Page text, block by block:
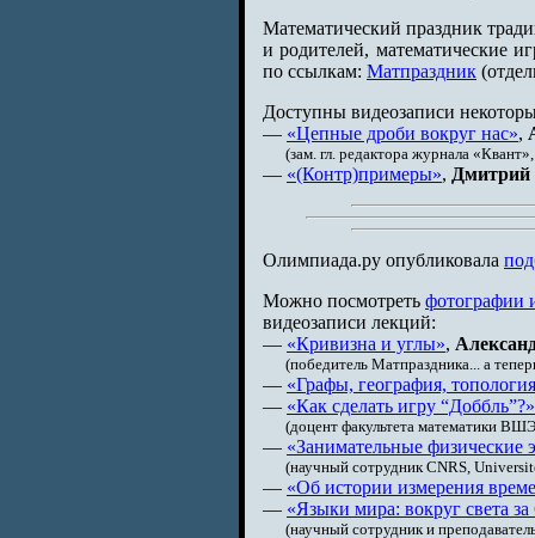
Математический праздник
и родителей, математические
по ссылкам: Матпраздник
Доступны видеозаписи
— «Цепные дроби вокруг нас»,
(зам. гл. редактора журнала
— «(Контр)примеры», Дмитрий
Олимпиада.ру опубликовала
Можно посмотреть фотографии
видеозаписи лекций:
— «Кривизна и углы»,
(победитель Матпраздника... а
— «Графы, география,
— «Как сделать игру “Доббль”?»
(доцент факультета математики
— «Занимательные
(научный сотрудник CNRS,
— «Об истории измерения
— «Языки мира: вокруг света
(научный сотрудник и